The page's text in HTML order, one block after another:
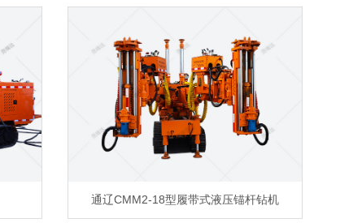
通辽CMM2-18型履带式液压锚杆钻机